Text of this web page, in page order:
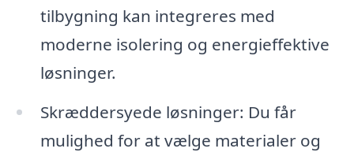
tilbygning kan integreres med
moderne isolering og energieffektive
løsninger.
Skræddersyede løsninger: Du får
mulighed for at vælge materialer og